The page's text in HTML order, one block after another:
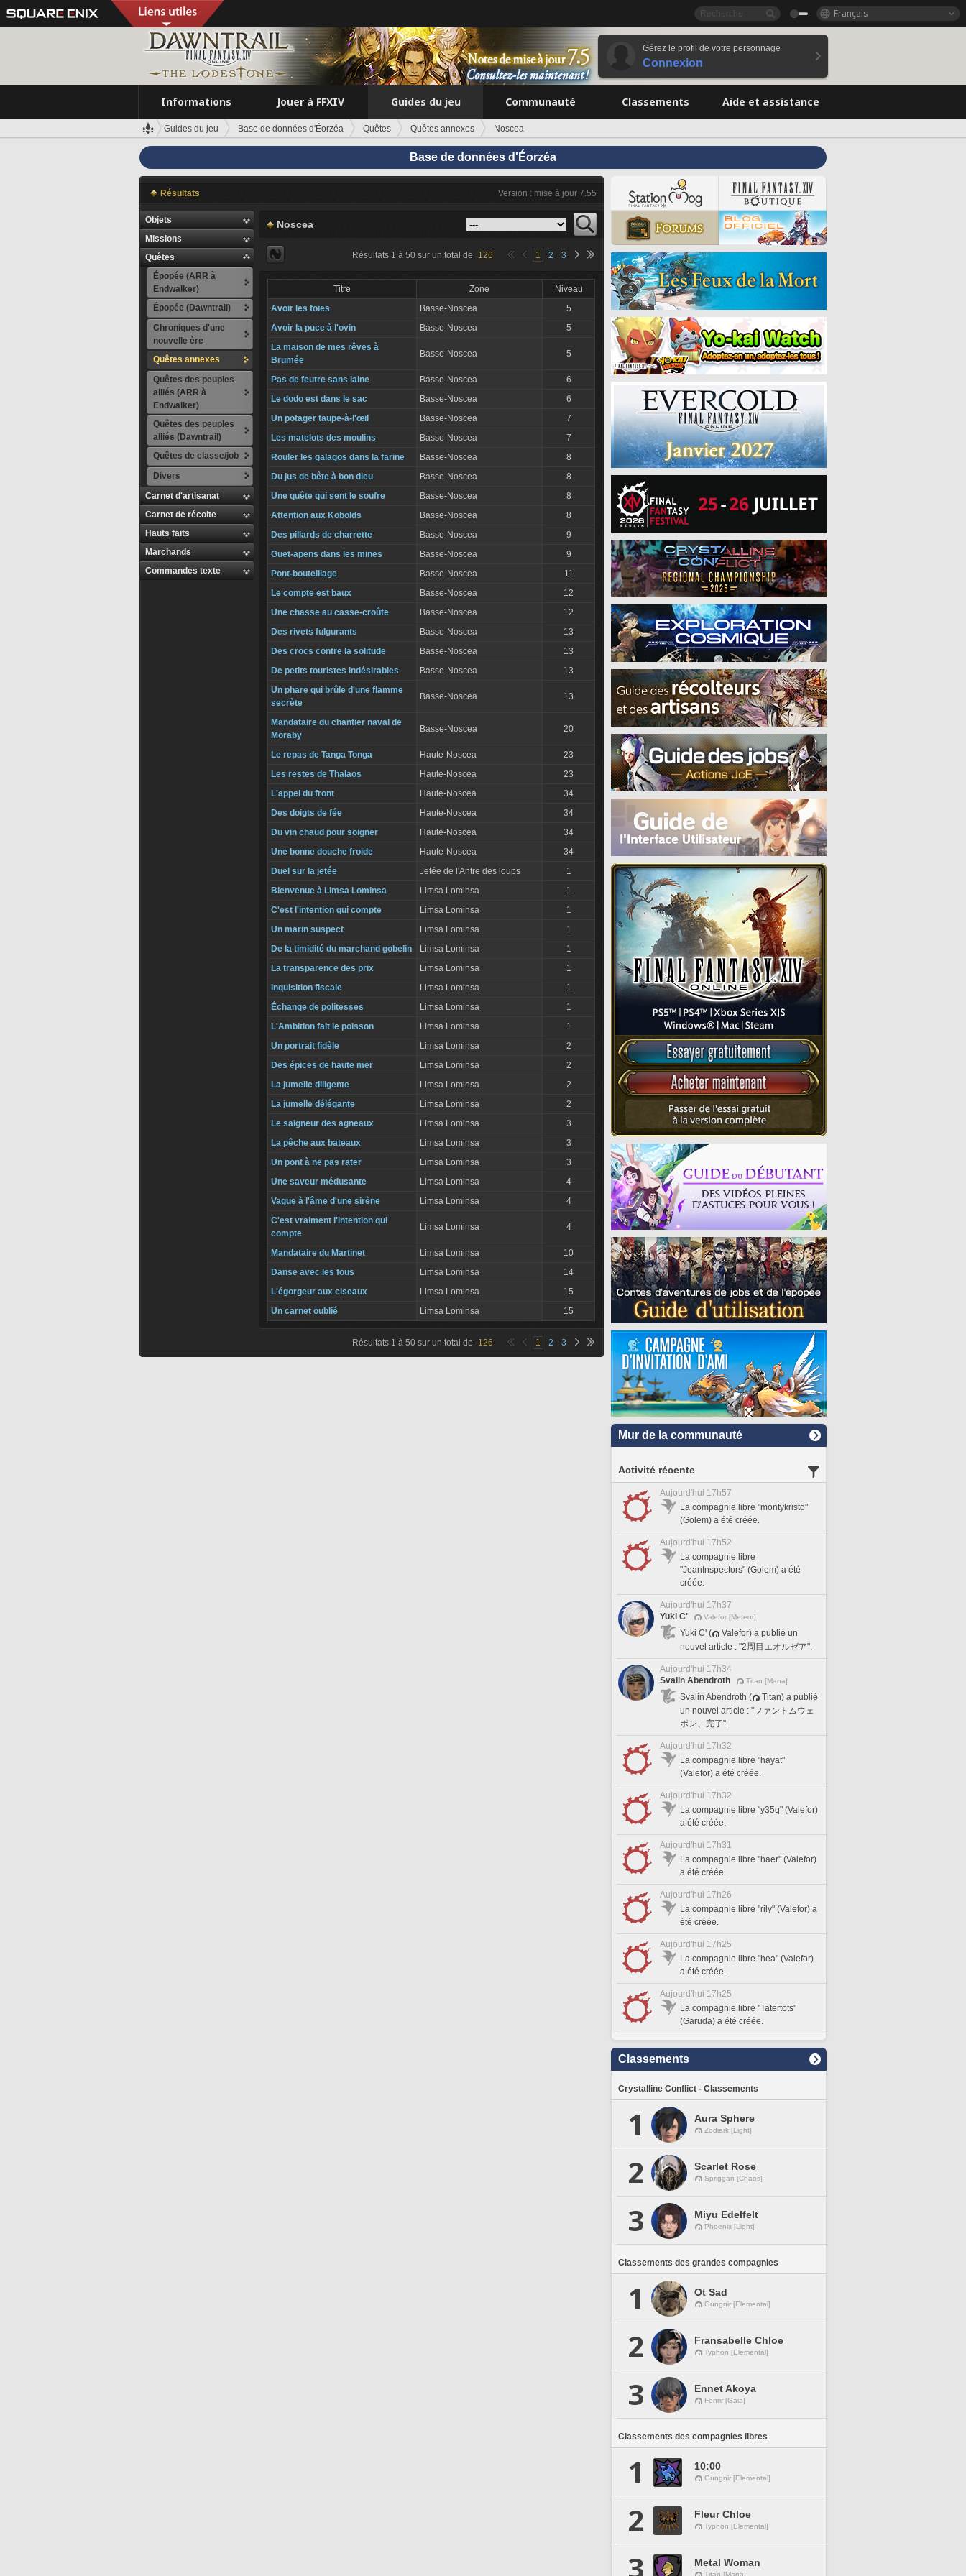
Français
Gérez le profil de votre personnage
Connexion
Informations Jouer à FFXIV Guides du jeu Communauté Classements Aide et assistance
Guides du jeu Base de données d'Éorzéa Quêtes Quêtes annexes Noscea
Base de données d'Éorzéa
Résultats Version : mise à jour 7.55
Objets
Missions
Quêtes
Épopée (ARR à
Endwalker)
Épopée (Dawntrail)
Chroniques d'une
nouvelle ère
Quêtes annexes
Quêtes des peuples
alliés (ARR à
Endwalker)
Quêtes des peuples
alliés (Dawntrail)
Quêtes de classe/job
Divers
Carnet d'artisanat
Carnet de récolte
Hauts faits
Marchands
Commandes texte
Noscea
Résultats 1 à 50 sur un total de 126 1 2 3
Titre Zone
Niveau
Avoir les foies
Basse-Noscea
5
Avoir la puce à l'ovin
Basse-Noscea
5
La maison de mes rêves à
Brumée
Basse-Noscea 5
Pas de feutre sans laine Basse-Noscea
6
Le dodo est dans le sac
Basse-Noscea
6
Un potager taupe-à-l'œil
Basse-Noscea
7
Les matelots des moulins
Basse-Noscea
7
Rouler les galagos dans la farine
Basse-Noscea
8
Du jus de bête à bon dieu
Basse-Noscea
8
Une quête qui sent le soufre
Basse-Noscea
8
Attention aux Kobolds
Basse-Noscea
8
Des pillards de charrette
Basse-Noscea
9
Guet-apens dans les mines
Basse-Noscea
9
Pont-bouteillage
Basse-Noscea
11
Le compte est baux
Basse-Noscea
12
Une chasse au casse-croûte
Basse-Noscea
12
Des rivets fulgurants
Basse-Noscea
13
Des crocs contre la solitude
Basse-Noscea
13
De petits touristes indésirables
Basse-Noscea
13
Un phare qui brûle d'une flamme
secrète
Basse-Noscea 13
Mandataire du chantier naval de
Moraby
Basse-Noscea 20
Le repas de Tanga Tonga Haute-Noscea
23
Les restes de Thalaos
Haute-Noscea
23
L'appel du front
Haute-Noscea
34
Des doigts de fée
Haute-Noscea
34
Du vin chaud pour soigner
Haute-Noscea
34
Une bonne douche froide
Haute-Noscea
34
Duel sur la jetée
Jetée de l'Antre des loups
1
Bienvenue à Limsa Lominsa
Limsa Lominsa
1
C'est l'intention qui compte
Limsa Lominsa
1
Un marin suspect
Limsa Lominsa
1
De la timidité du marchand gobelin
Limsa Lominsa
1
La transparence des prix
Limsa Lominsa
1
Inquisition fiscale
Limsa Lominsa
1
Échange de politesses
Limsa Lominsa
1
L'Ambition fait le poisson
Limsa Lominsa
1
Un portrait fidèle
Limsa Lominsa
2
Des épices de haute mer
Limsa Lominsa
2
La jumelle diligente
Limsa Lominsa
2
La jumelle délégante
Limsa Lominsa
2
Le saigneur des agneaux
Limsa Lominsa
3
La pêche aux bateaux
Limsa Lominsa
3
Un pont à ne pas rater
Limsa Lominsa
3
Une saveur médusante
Limsa Lominsa
4
Vague à l'âme d'une sirène
Limsa Lominsa
4
C'est vraiment l'intention qui
compte
Limsa Lominsa 4
Mandataire du Martinet Limsa Lominsa
10
Danse avec les fous
Limsa Lominsa
14
L'égorgeur aux ciseaux
Limsa Lominsa
15
Un carnet oublié
Limsa Lominsa 15
Résultats 1 à 50 sur un total de 126 1 2 3
Mur de la communauté
Activité récente
Aujourd'hui 17h57
La compagnie libre "montykristo"
(Golem) a été créée.
Aujourd'hui 17h52
La compagnie libre
"JeanInspectors" (Golem) a été
créée.
Aujourd'hui 17h37
Yuki C'
Valefor [Meteor]
Yuki C' (
Valefor) a publié un
nouvel article : "2周目エオルゼア".
Aujourd'hui 17h34
Svalin Abendroth
Titan [Mana]
Svalin Abendroth (
Titan) a publié
un nouvel article : "ファントムウェ
ポン、完了".
Aujourd'hui 17h32
La compagnie libre "hayat"
(Valefor) a été créée.
Aujourd'hui 17h32
La compagnie libre "y35q" (Valefor)
a été créée.
Aujourd'hui 17h31
La compagnie libre "haer" (Valefor)
a été créée.
Aujourd'hui 17h26
La compagnie libre "rily" (Valefor) a
été créée.
Aujourd'hui 17h25
La compagnie libre "hea" (Valefor)
a été créée.
Aujourd'hui 17h25
La compagnie libre "Tatertots"
(Garuda) a été créée.
Classements
Crystalline Conflict - Classements
1 Aura Sphere
Zodiark [Light]
2 Scarlet Rose
Spriggan [Chaos]
3 Miyu Edelfelt
Phoenix [Light]
Classements des grandes compagnies
1 Ot Sad
Gungnir [Elemental]
2 Fransabelle Chloe
Typhon [Elemental]
3 Ennet Akoya
Fenrir [Gaia]
Classements des compagnies libres
1 10:00
Gungnir [Elemental]
2 Fleur Chloe
Typhon [Elemental]
3 Metal Woman
Titan [Mana]